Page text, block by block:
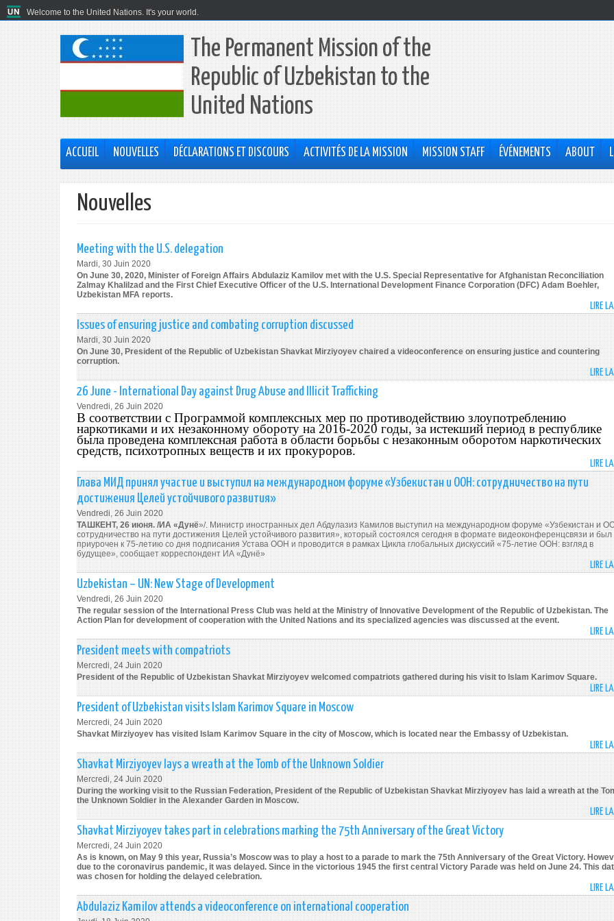
Welcome to the United Nations. It's your world.
The Permanent Mission of the
Republic of Uzbekistan to the
United Nations
ACCUEIL NOUVELLES DÉCLARATIONS ET DISCOURS ACTIVITÉS DE LA MISSION MISSION STAFF ÉVÉNEMENTS ABOUT
Nouvelles
Meeting with the U.S. delegation
Mardi, 30 Juin 2020
On June 30, 2020, Minister of Foreign Affairs Abdulaziz Kamilov met with the U.S. Special Representative for Afghanistan Reconciliation
Zalmay Khalilzad and the First Chief Executive Officer of the U.S. International Development Finance Corporation (DFC) Adam Boehler,
Uzbekistan MFA reports.
LIRE
Issues of ensuring justice and combating corruption discussed
Mardi, 30 Juin 2020
On June 30, President of the Republic of Uzbekistan Shavkat Mirziyoyev chaired a videoconference on ensuring justice and countering
corruption.
LIRE
26 June - International Day against Drug Abuse and Illicit Trafficking
Vendredi, 26 Juin 2020
В соответствии с Программой комплексных мер по противодействию злоупотреблению
наркотиками и их незаконному обороту на 2016-2020 годы, за истекший период в республике
была проведена комплексная работа в области борьбы с незаконным оборотом наркотических
средств, психотропных веществ и их прокуроров.
LIRE
Глава МИД принял участие и выступил на международном форуме «Узбекистан и ООН: сотрудничество на пути
достижения Целей устойчивого развития»
Vendredi, 26 Juin 2020
ТАШКЕНТ, 26 июня. /ИА «Дунё»/. Министр иностранных дел Абдулазиз Камилов выступил на международном форуме «Узбекистан и
сотрудничество на пути достижения Целей устойчивого развития», который состоялся сегодня в формате видеоконференцсвязи и был
приурочен к 75-летию со дня подписания Устава ООН и проводится в рамках Цикла глобальных дискуссий «75-летие ООН: взгляд в
будущее», сообщает корреспондент ИА «Дунё»
LIRE
Uzbekistan – UN: New Stage of Development
Vendredi, 26 Juin 2020
The regular session of the International Press Club was held at the Ministry of Innovative Development of the Republic of Uzbekistan. The
Action Plan for development of cooperation with the United Nations and its specialized agencies was discussed at the event.
LIRE
President meets with compatriots
Mercredi, 24 Juin 2020
President of the Republic of Uzbekistan Shavkat Mirziyoyev welcomed compatriots gathered during his visit to Islam Karimov Square.
LIRE
President of Uzbekistan visits Islam Karimov Square in Moscow
Mercredi, 24 Juin 2020
Shavkat Mirziyoyev has visited Islam Karimov Square in the city of Moscow, which is located near the Embassy of Uzbekistan.
LIRE
Shavkat Mirziyoyev lays a wreath at the Tomb of the Unknown Soldier
Mercredi, 24 Juin 2020
During the working visit to the Russian Federation, President of the Republic of Uzbekistan Shavkat Mirziyoyev has laid a wreath at the
the Unknown Soldier in the Alexander Garden in Moscow.
LIRE
Shavkat Mirziyoyev takes part in celebrations marking the 75th Anniversary of the Great Victory
Mercredi, 24 Juin 2020
As is known, on May 9 this year, Russia’s Moscow was to play a host to a parade to mark the 75th Anniversary of the Great Victory.
due to the coronavirus pandemic, it was delayed. Since in the victorious 1945 the first central Victory Parade was held on June 24. This
was chosen for holding the delayed celebration.
LIRE
Abdulaziz Kamilov attends a videoconference on international cooperation